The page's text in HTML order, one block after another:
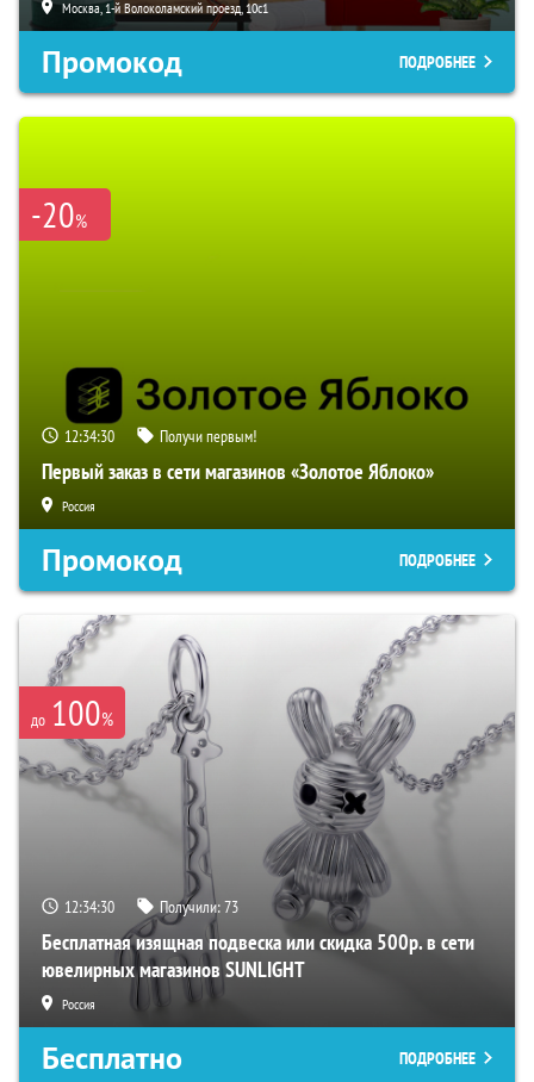
Москва, 1-й Волоколамский проезд, 10с1
Промокод ПОДРОБНЕЕ
-20%
12:34:29 Получи первым!
Первый заказ в сети магазинов «Золотое Яблоко»
Россия
Промокод ПОДРОБНЕЕ
до 100%
12:34:29 Получили:73
Бесплатная изящная подвеска или скидка 500р. в сети
ювелирных магазинов SUNLIGHT
Россия
Бесплатно ПОДРОБНЕЕ